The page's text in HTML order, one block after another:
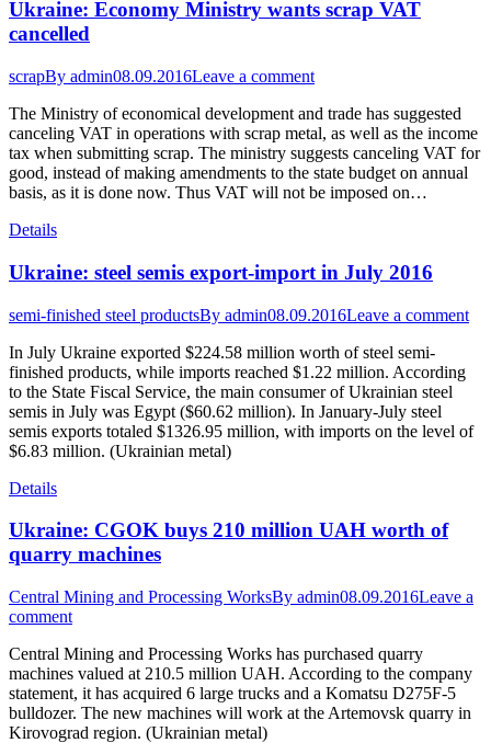
Ukraine: Economy Ministry wants scrap VAT
cancelled
scrapBy admin08.09.2016Leave a comment
The Ministry of economical development and trade has suggested
canceling VAT in operations with scrap metal, as well as the income
tax when submitting scrap. The ministry suggests canceling VAT for
good, instead of making amendments to the state budget on annual
basis, as it is done now. Thus VAT will not be imposed on…
Details
Ukraine: steel semis export-import in July 2016
semi-finished steel productsBy admin08.09.2016Leave a comment
In July Ukraine exported $224.58 million worth of steel semi-
finished products, while imports reached $1.22 million. According
to the State Fiscal Service, the main consumer of Ukrainian steel
semis in July was Egypt ($60.62 million). In January-July steel
semis exports totaled $1326.95 million, with imports on the level of
$6.83 million. (Ukrainian metal)
Details
Ukraine: CGOK buys 210 million UAH worth of
quarry machines
Central Mining and Processing WorksBy admin08.09.2016Leave a
comment
Central Mining and Processing Works has purchased quarry
machines valued at 210.5 million UAH. According to the company
statement, it has acquired 6 large trucks and a Komatsu D275F-5
bulldozer. The new machines will work at the Artemovsk quarry in
Kirovograd region. (Ukrainian metal)